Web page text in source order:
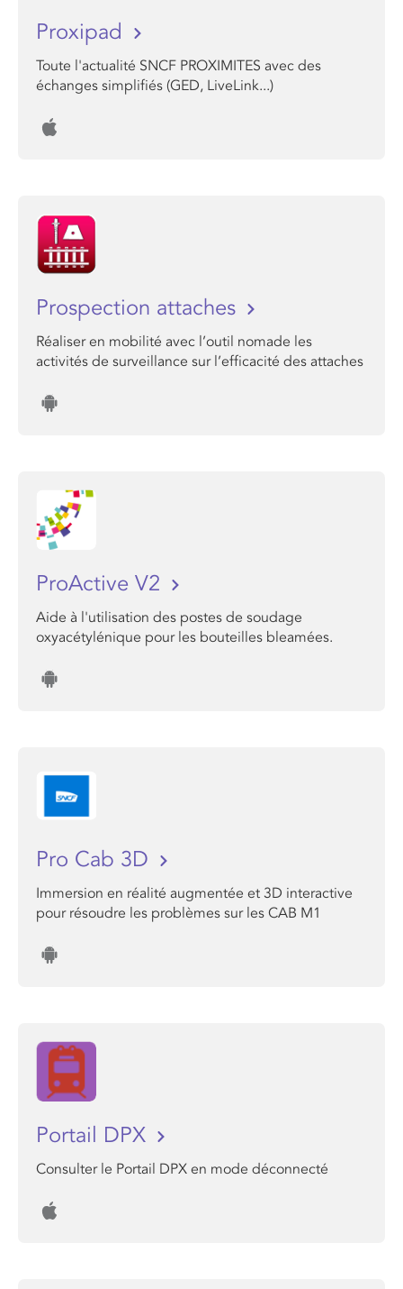
Proxipad
Toute l'actualité SNCF PROXIMITES avec des
échanges simplifiés (GED, LiveLink...)
Prospection attaches
Réaliser en mobilité avec l’outil nomade les
activités de surveillance sur l’efficacité des attaches
ProActive V2
Aide à l'utilisation des postes de soudage
oxyacétylénique pour les bouteilles bleamées.
Pro Cab 3D
Immersion en réalité augmentée et 3D interactive
pour résoudre les problèmes sur les CAB M1
Portail DPX
Consulter le Portail DPX en mode déconnecté